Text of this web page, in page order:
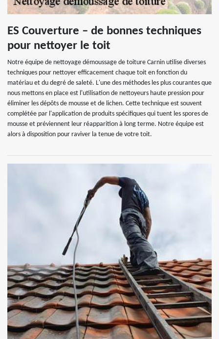
ES Couverture – de bonnes techniques
pour nettoyer le toit
Notre équipe de nettoyage démoussage de toiture Carnin utilise diverses
techniques pour nettoyer efficacement chaque toit en fonction du
matériau et du degré de saleté. L'une des méthodes les plus courantes que
nous mettons en place est l'utilisation de nettoyeurs haute pression pour
éliminer les dépôts de mousse et de lichen. Cette technique est souvent
complétée par l'application de produits spécifiques qui tuent les spores de
mousse et préviennent leur réapparition à long terme. Notre équipe est
alors à disposition pour raviver la tenue de votre toit.